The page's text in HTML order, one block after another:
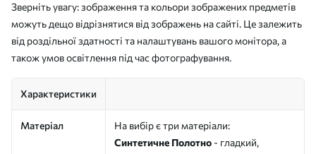
Зверніть увагу: зображення та кольори зображених предметів
можуть дещо відрізнятися від зображень на сайті. Це залежить
від роздільної здатності та налаштувань вашого монітора, а
також умов освітлення під час фотографування.
Характеристики
Матеріал
На вибір є три матеріали:
Синтетичне Полотно - гладкий,